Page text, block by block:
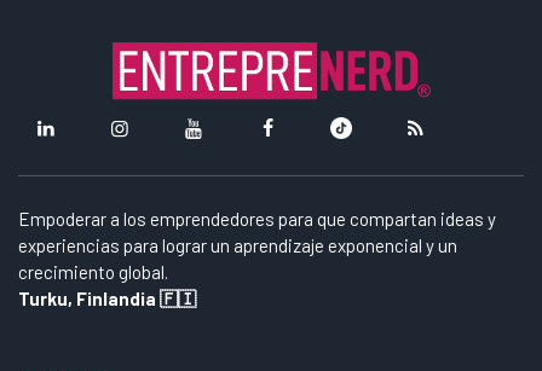
Empoderar a los emprendedores para que compartan ideas y
experiencias para lograr un aprendizaje exponencial y un
crecimiento global.
Turku, Finlandia 🇫🇮